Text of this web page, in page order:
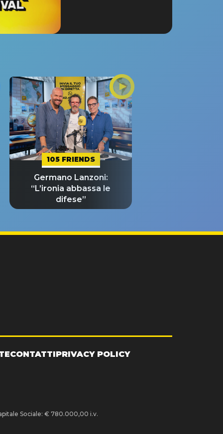
105 FRIENDS
Germano Lanzoni:
“L’ironia abbassa le
difese”
CONTATTIPRIVACY POLICY
Sociale: € 780.000,00 i.v.